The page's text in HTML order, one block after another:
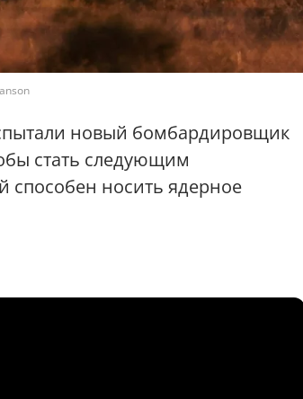
новый бомбардировщик
стать следующим
носить ядерное